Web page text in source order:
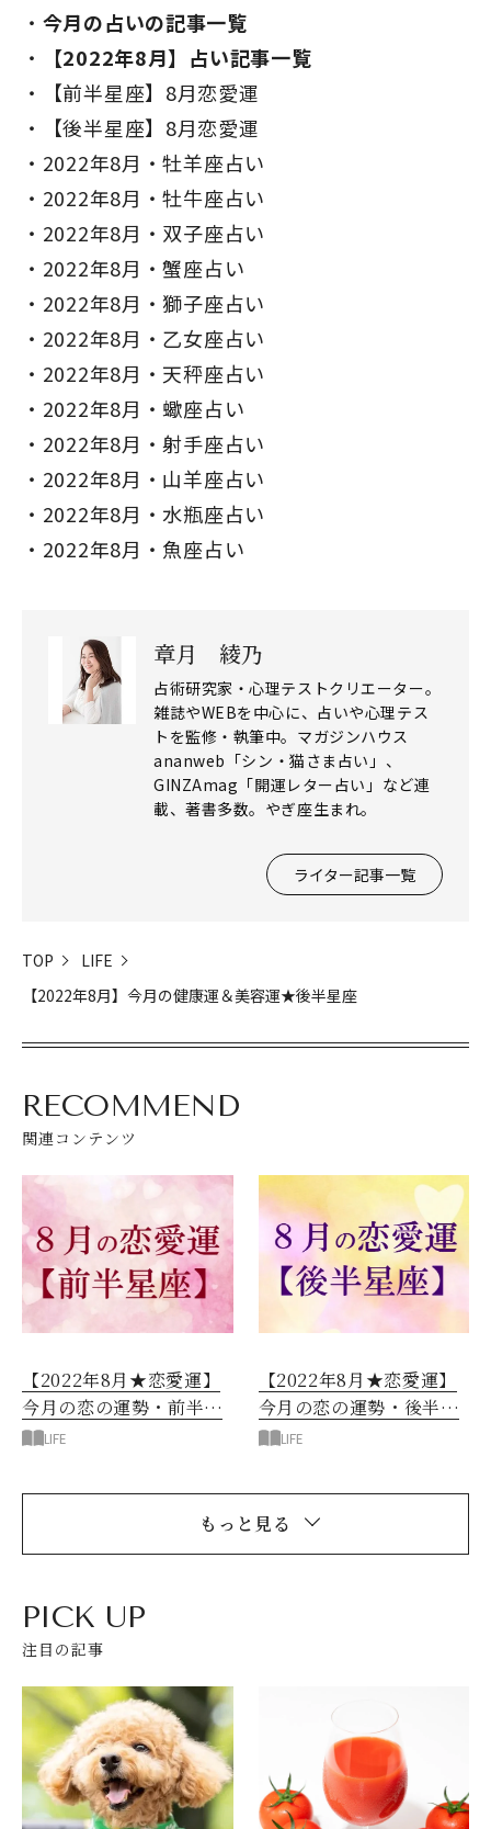
今月の占いの記事一覧
【2022年8月】占い記事一覧
【前半星座】8月恋愛運
【後半星座】8月恋愛運
2022年8月・牡羊座占い
2022年8月・牡牛座占い
2022年8月・双子座占い
2022年8月・蟹座占い
2022年8月・獅子座占い
2022年8月・乙女座占い
2022年8月・天秤座占い
2022年8月・蠍座占い
2022年8月・射手座占い
2022年8月・山羊座占い
2022年8月・水瓶座占い
2022年8月・魚座占い
章月 綾乃
占術研究家・心理テストクリエーター。
雑誌やWEBを中心に、占いや心理テス
トを監修・執筆中。マガジンハウス
ananweb「シン・猫さま占い」、
GINZAmag「開運レター占い」など連
載、著書多数。やぎ座生まれ。
ライター記事一覧
TOP
LIFE
【2022年8月】今月の健康運＆美容運★後半星座
RECOMMEND
関連コンテンツ
【2022年8月★恋愛運】
今月の恋の運勢・前半星
座 LIFE
【2022年8月★恋愛運】
今月の恋の運勢・後半星
座LIFE
もっと見る
PICK UP
注目の記事